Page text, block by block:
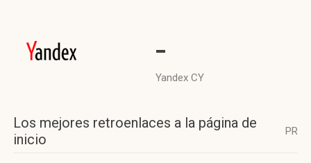
-
Yandex CY
Los mejores retroenlaces a la página de
inicio
PR